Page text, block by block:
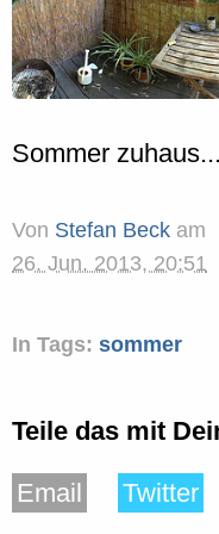
Sommer zuhaus...
Von Stefan Beck am
26. Jun. 2013, 20:51
In Tags: sommer
Teile das mit
Email Twitter